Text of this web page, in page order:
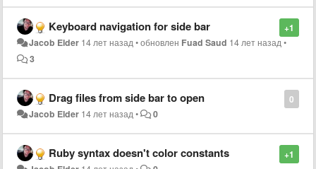
+1
Keyboard navigation for side bar
Jacob Elder 14 лет назад•обновлен Fuad Saud 14 лет назад•
3
0
Drag files from side bar to open
Jacob Elder 14 лет назад• 0
+1
Ruby syntax doesn't color constants